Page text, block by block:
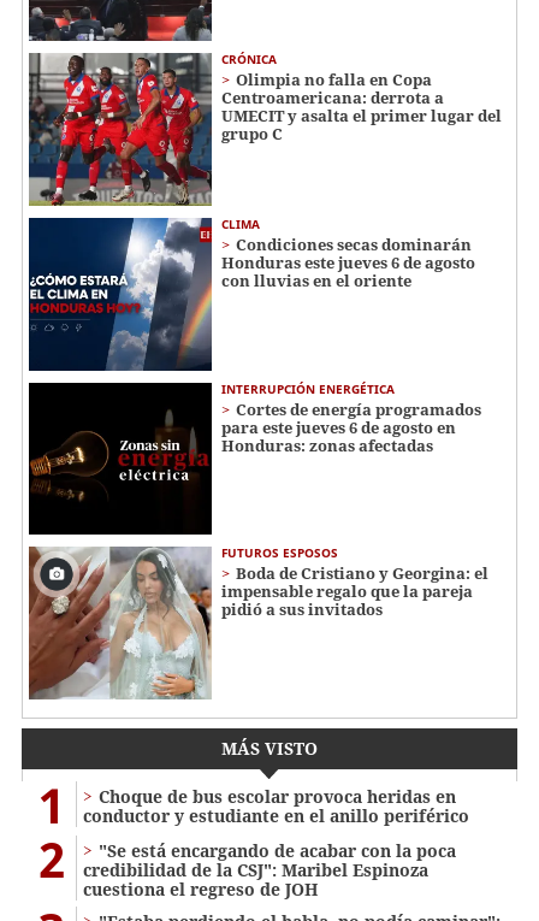
CRÓNICA
Olimpia no falla en Copa
Centroamericana: derrota a
UMECIT y asalta el primer lugar del
grupo C
CLIMA
Condiciones secas dominarán
Honduras este jueves 6 de agosto
con lluvias en el oriente
INTERRUPCIÓN ENERGÉTICA
Cortes de energía programados
para este jueves 6 de agosto en
Honduras: zonas afectadas
FUTUROS ESPOSOS
Boda de Cristiano y Georgina: el
impensable regalo que la pareja
pidió a sus invitados
MÁS VISTO
1
Choque de bus escolar provoca heridas en
conductor y estudiante en el anillo periférico
2
"Se está encargando de acabar con la poca
credibilidad de la CSJ": Maribel Espinoza
cuestiona el regreso de JOH